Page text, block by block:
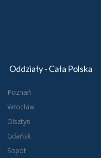
Oddziały - Cała Polska
Poznań
Wrocław
Olsztyn
Gdańsk
Sopot